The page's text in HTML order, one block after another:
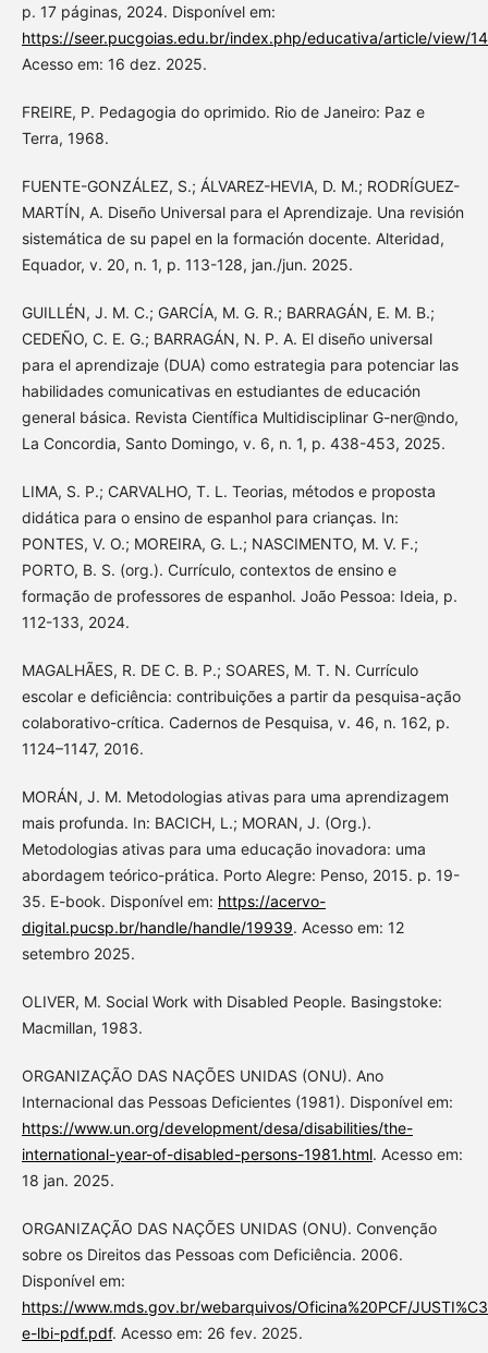
p. 17 páginas, 2024. Disponível em:
https://seer.pucgoias.edu.br/index.php/educativa/article/view/
Acesso em: 16 dez. 2025.
FREIRE, P. Pedagogia do oprimido. Rio de Janeiro: Paz e
Terra, 1968.
FUENTE-GONZÁLEZ, S.; ÁLVAREZ-HEVIA, D. M.; RODRÍGUEZ-
MARTÍN, A. Diseño Universal para el Aprendizaje. Una revisión
sistemática de su papel en la formación docente. Alteridad,
Equador, v. 20, n. 1, p. 113-128, jan./jun. 2025.
GUILLÉN, J. M. C.; GARCÍA, M. G. R.; BARRAGÁN, E. M. B.;
CEDEÑO, C. E. G.; BARRAGÁN, N. P. A. El diseño universal
para el aprendizaje (DUA) como estrategia para potenciar las
habilidades comunicativas en estudiantes de educación
general básica. Revista Científica Multidisciplinar G-ner@ndo,
La Concordia, Santo Domingo, v. 6, n. 1, p. 438-453, 2025.
LIMA, S. P.; CARVALHO, T. L. Teorias, métodos e proposta
didática para o ensino de espanhol para crianças. In:
PONTES, V. O.; MOREIRA, G. L.; NASCIMENTO, M. V. F.;
PORTO, B. S. (org.). Currículo, contextos de ensino e
formação de professores de espanhol. João Pessoa: Ideia, p.
112-133, 2024.
MAGALHÃES, R. DE C. B. P.; SOARES, M. T. N. Currículo
escolar e deficiência: contribuições a partir da pesquisa-ação
colaborativo-crítica. Cadernos de Pesquisa, v. 46, n. 162, p.
1124–1147, 2016.
MORÁN, J. M. Metodologias ativas para uma aprendizagem
mais profunda. In: BACICH, L.; MORAN, J. (Org.).
Metodologias ativas para uma educação inovadora: uma
abordagem teórico-prática. Porto Alegre: Penso, 2015. p. 19-
35. E-book. Disponível em: https://acervo-
digital.pucsp.br/handle/handle/19939. Acesso em: 12
setembro 2025.
OLIVER, M. Social Work with Disabled People. Basingstoke:
Macmillan, 1983.
ORGANIZAÇÃO DAS NAÇÕES UNIDAS (ONU). Ano
Internacional das Pessoas Deficientes (1981). Disponível em:
https://www.un.org/development/desa/disabilities/the-
international-year-of-disabled-persons-1981.html. Acesso em:
18 jan. 2025.
ORGANIZAÇÃO DAS NAÇÕES UNIDAS (ONU). Convenção
sobre os Direitos das Pessoas com Deficiência. 2006.
Disponível em:
https://www.mds.gov.br/webarquivos/Oficina%20PCF/
e-lbi-pdf.pdf. Acesso em: 26 fev. 2025.